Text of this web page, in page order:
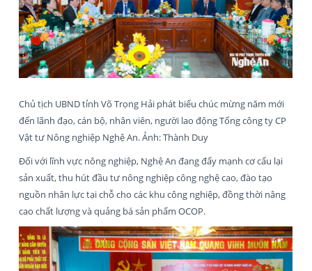
Chủ tịch UBND tỉnh Võ Trọng Hải phát biểu chúc mừng năm mới
đến lãnh đạo, cán bộ, nhân viên, người lao động Tổng công ty CP
Vật tư Nông nghiệp Nghệ An. Ảnh: Thành Duy
Đối với lĩnh vực nông nghiệp, Nghệ An đang đẩy mạnh cơ cấu lại
sản xuất, thu hút đầu tư nông nghiệp công nghệ cao, đào tạo
nguồn nhân lực tại chỗ cho các khu công nghiệp, đồng thời nâng
cao chất lượng và quảng bá sản phẩm OCOP.